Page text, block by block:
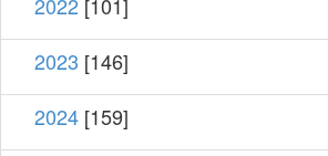
2023 [146]
2024 [159]